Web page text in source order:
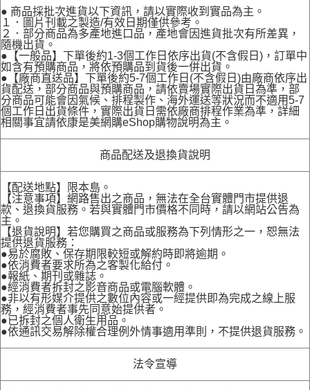
● 商品採批次進貨以下資訊，請以實際收到實品為主。
１．圖片刊載之製造/有效日期僅供參考。
２．部分商品為多產地進口品，產地會因進貨批次有所差異，
隨機出貨。
●【一般品】下單後約1-3個工作日依序出貨(不含假日)，訂單中
如含有預購商品，將依預購品到貨後一併出貨。
●【廠商直送品】下單後約5-7個工作日(不含假日)由廠商依序出
貨配送，部分商品與預購商品，請依賣場實際出貨日為準，部
分商品可能會因氣候、排程製作、海外運送等狀況而不適用5-7
個工作日出貨條件，實際出貨日需依廠商排程作業為準，詳細
相關事宜請依康是美網購eShop購物說明為主。
商品配送及退換貨說明
【配送地點】限本島。
【注意事項】網路售出之商品，無法在全台實體門市提供退
款、退換貨服務。若與實體門市價格不同時，請以網站公告為
主。
【退貨說明】若您購買之商品或服務為下列情形之一，恕無法
提供退貨服務：
●易於腐敗、保存期限較短或解約時即將逾期。
●依消費者要求所為之客製化給付。
●報紙、期刊或雜誌。
●經消費者拆封之影音商品或電腦軟體。
●非以有形媒介提供之數位內容或一經提供即為完成之線上服
務，經消費者事先同意始提供者。
●已拆封之個人衛生用品。
●依通訊交易解除權合理例外情事適用準則，不提供退貨服務。
法令宣導